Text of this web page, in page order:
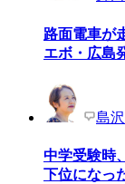
路面電車が
エボ・広島
島
中学受験時
下位になっ